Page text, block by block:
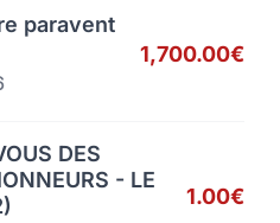
paravent
1,700.00€
DES
- LE
1.00€